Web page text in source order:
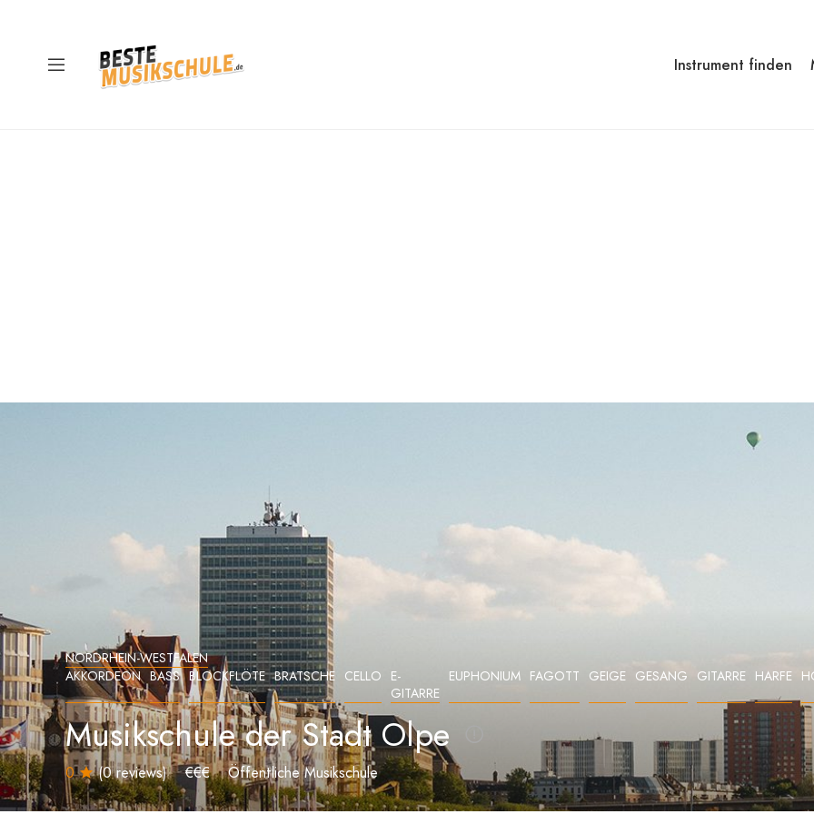
Instrument finden
NORDRHEIN-WESTFALEN
AKKORDEON BASS BLOCKFLÖTE BRATSCHE CELLO
E-
GITARRE
EUPHONIUM FAGOTT GEIGE GESANG GITARRE HARFE
Musikschule der Stadt Olpe
0 (0 reviews) €€€ Öffentliche Musikschule